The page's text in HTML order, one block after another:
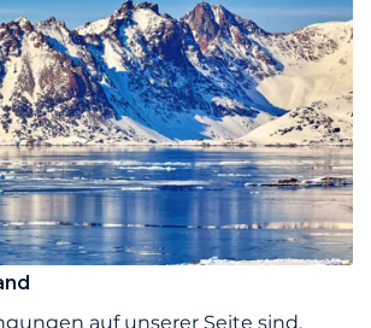
auf unserer Seite sind,